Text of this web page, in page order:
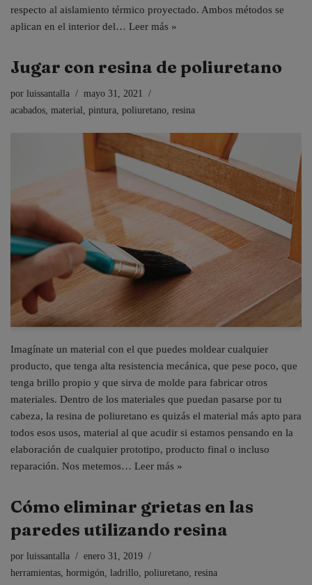
respecto al aislamiento térmico proyectado. Ambos métodos se
aplican en el interior del… Leer más »
Jugar con resina de poliuretano
por luissantalla
mayo 31, 2021
acabados, material, pintura, poliuretano, resina
Imagínate un material con el que puedes moldear cualquier
producto, que tenga alta resistencia mecánica, que pese poco, que
tenga brillo propio y que sirva de molde para fabricar otros
materiales. Dentro de los materiales que puedan pasarse por tu
cabeza, la resina de poliuretano es quizás el material más apto para
todos esos usos, material al que acudir si estamos pensando en la
elaboración de cualquier prototipo, producto final o incluso
reparación. Nos metemos… Leer más »
Cómo eliminar grietas en las
paredes utilizando resina
por luissantalla
enero 31, 2019
herramientas hormigón ladrillo poliuretano resina